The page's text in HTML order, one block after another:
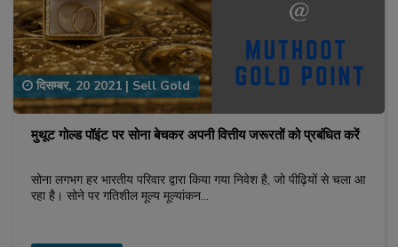
मुथूट गोल्ड पॉइंट पर सोना बेचकर अपनी वित्तीय जरूरतों को प्रबंधित करें
दिसम्बर, 20 2021 | Sell Gold
सोना लगभग हर भारतीय परिवार द्वारा किया गया निवेश है, जो पीढ़ियों से चला आ
रहा है। सोने पर गतिशील मूल्य मूल्यांकन…